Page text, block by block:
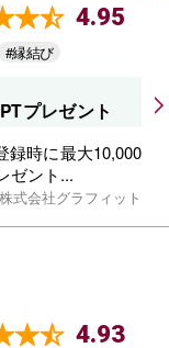
4.95
#縁結び
プレゼント
録時に最大10,000
ゼント...
式会社グラフィット
4.93